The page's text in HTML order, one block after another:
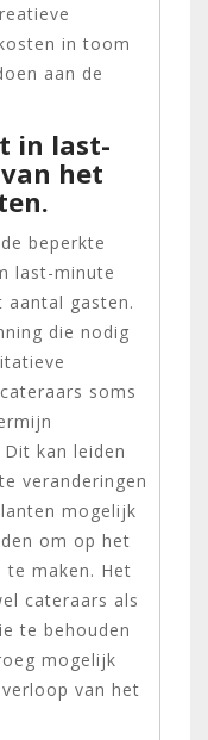
in toom
aan de
in last-
het
beperkte
last-minute
gasten.
die nodig
soms
kan leiden
veranderingen
mogelijk
om op het
te maken. Het
cateraars als
te behouden
mogelijk
van het